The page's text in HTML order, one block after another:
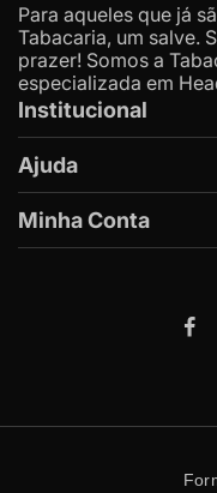
Para aqueles que já
Tabacaria, um salve.
prazer! Somos a
especializada em
Institucional
Ajuda
Minha Conta